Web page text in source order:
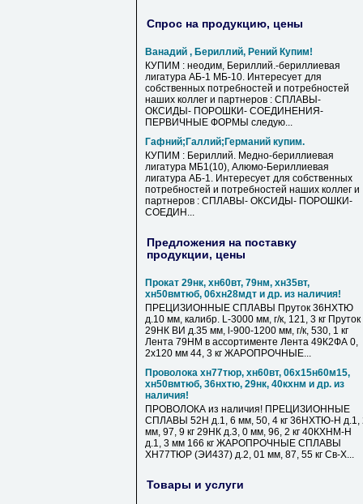
Спрос на продукцию, цены
Ванадий , Бериллий, Рений Купим!
КУПИМ : неодим, Бериллий.-бериллиевая
лигатура АБ-1 МБ-10. Интересует для
собственных потребностей и потребностей
наших коллег и партнеров : СПЛАВЫ-
ОКСИДЫ- ПОРОШКИ- СОЕДИНЕНИЯ-
ПЕРВИЧНЫЕ ФОРМЫ следую...
Гафний;Галлий;Германий купим.
КУПИМ : Бериллий. Медно-бериллиевая
лигатура МБ1(10), Алюмо-Бериллиевая
лигатура АБ-1. Интересует для собственных
потребностей и потребностей наших коллег и
партнеров : СПЛАВЫ- ОКСИДЫ- ПОРОШКИ-
СОЕДИН...
Предложения на поставку
продукции, цены
Прокат 29нк, хн60вт, 79нм, хн35вт,
хн50вмтюб, 06хн28мдт и др. из наличия!
ПРЕЦИЗИОННЫЕ СПЛАВЫ Пруток 36НХТЮ
д.10 мм, калибр. L-3000 мм, г/к, 121, 3 кг Пруток
29НК ВИ д.35 мм, l-900-1200 мм, г/к, 530, 1 кг
Лента 79НМ в ассортименте Лента 49К2ФА 0,
2х120 мм 44, 3 кг ЖАРОПРОЧНЫЕ...
Проволока хн77тюр, хн60вт, 06х15н60м15,
хн50вмтюб, 36нхтю, 29нк, 40кхнм и др. из
наличия!
ПРОВОЛОКА из наличия! ПРЕЦИЗИОННЫЕ
СПЛАВЫ 52Н д.1, 6 мм, 50, 4 кг 36НХТЮ-Н д.1,
мм, 97, 9 кг 29НК д.3, 0 мм, 96, 2 кг 40КХНМ-Н
д.1, 3 мм 166 кг ЖАРОПРОЧНЫЕ СПЛАВЫ
ХН77ТЮР (ЭИ437) д.2, 01 мм, 87, 55 кг Св-Х...
Товары и услуги